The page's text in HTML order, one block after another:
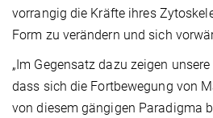
vorrangig die Kräfte ihres
Form zu verändern und sich
„Im Gegensatz dazu zeigen
dass sich die Fortbewegung von
von diesem gängigen Paradigma